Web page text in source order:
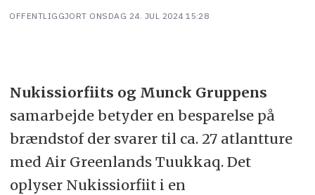
OFFENTLIGGJORT ONSDAG 24. JUL 2024 15:28
Nukissiorfiits og Munck Gruppens
samarbejde betyder en besparelse på
brændstof der svarer til ca. 27 atlantture
med Air Greenlands Tuukkaq. Det
oplyser Nukissiorfiit i en